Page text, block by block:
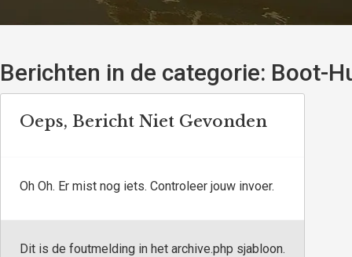
Berichten in de categorie: Boot-
Oeps, Bericht Niet Gevonden
Oh Oh. Er mist nog iets. Controleer jouw invoer.
Dit is de foutmelding in het archive.php sjabloon.